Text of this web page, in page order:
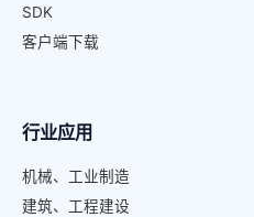
SDK
客户端下载
行业应用
机械、工业制造
建筑、工程建设